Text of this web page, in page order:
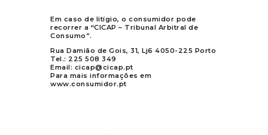
Em caso de litígio, o consumidor pode
recorrer a “CICAP – Tribunal Arbitral de
Consumo”.
Rua Damião de Gois, 31, Lj6 4050-225 Porto
Tel.: 225 508 349
Email: cicap@cicap.pt
Para mais informações em
www.consumidor.pt